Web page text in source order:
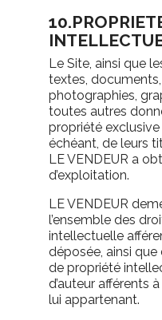
Le Site, ainsi que
textes,
photographies,
toutes autres
propriété exclusive
échéant, de leurs
LE VENDEUR a
d’exploitation.
LE VENDEUR
l’ensemble des
intellectuelle
déposée, ainsi que
de propriété
d’auteur afférents
lui appartenant.